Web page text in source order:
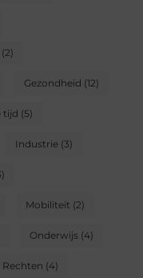
(2)
Gezondheid (12)
tijd (5)
Industrie(3)
Mobiliteit (2)
Onderwijs(4)
Rechten (4)